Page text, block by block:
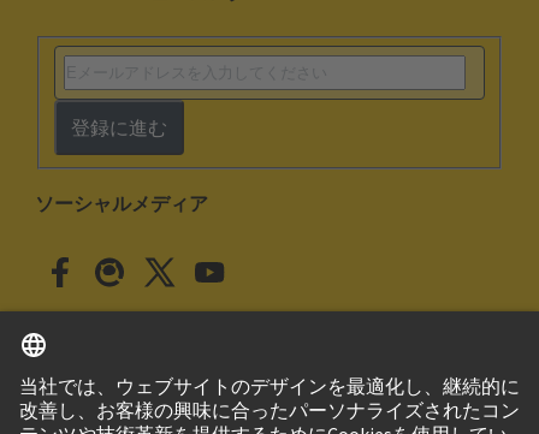
登録に進む
ソーシャルメディア
日本 日本語